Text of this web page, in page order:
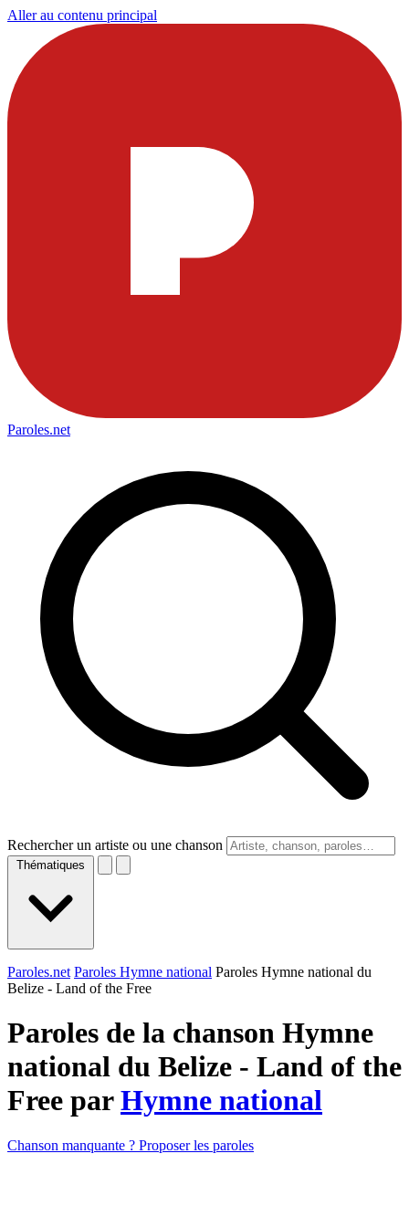
Aller au contenu principal
Paroles.net
Rechercher un artiste ou une chanson
Thématiques
Paroles.net Paroles Hymne national Paroles Hymne national du
Belize - Land of the Free
Paroles de la chanson Hymne
national du Belize - Land of the
Free parHymne national
Chanson manquante ? Proposer les paroles